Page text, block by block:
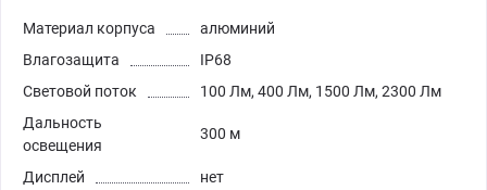
Материал корпуса
алюминий
Влагозащита
IP68
Световой поток
100 Лм, 400 Лм, 1500 Лм, 2300 Лм
Дальность
освещения
300 м
Дисплей нет